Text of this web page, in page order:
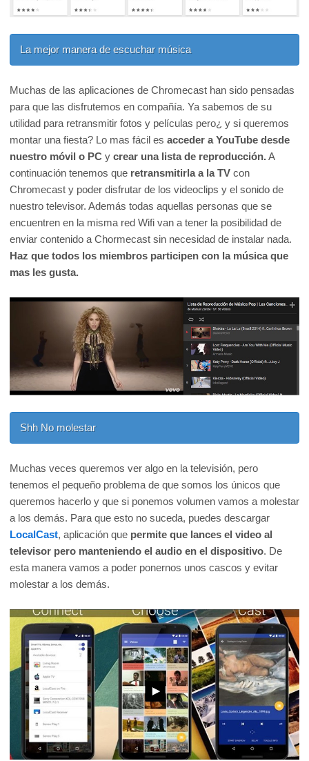
La mejor manera de escuchar música
Muchas de las aplicaciones de Chromecast han sido pensadas
para que las disfrutemos en compañía. Ya sabemos de su
utilidad para retransmitir fotos y películas pero¿ y si queremos
montar una fiesta? Lo mas fácil es acceder a YouTube desde
nuestro móvil o PC y crear una lista de reproducción.A
continuación tenemos que retransmitirla a la TV con
Chromecast y poder disfrutar de los videoclips y el sonido de
nuestro televisor. Además todas aquellas personas que se
encuentren en la misma red Wifi van a tener la posibilidad de
enviar contenido a Chormecast sin necesidad de instalar nada.
Haz que todos los miembros participen con la música que
mas les gusta.
Shh No molestar
Muchas veces queremos ver algo en la televisión, pero
tenemos el pequeño problema de que somos los únicos que
queremos hacerlo y que si ponemos volumen vamos a molestar
a los demás. Para que esto no suceda, puedes descargar
LocalCast, aplicación que permite que lances el video al
televisor pero manteniendo el audio en el dispositivo. De
esta manera vamos a poder ponernos unos cascos y evitar
molestar a los demás.